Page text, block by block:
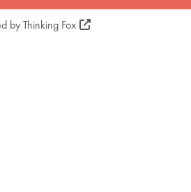
byThinking Fox